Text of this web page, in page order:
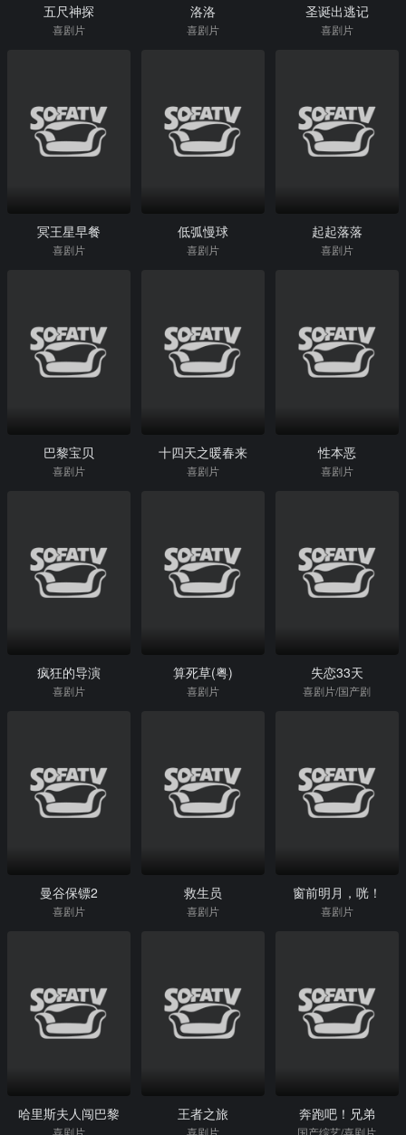
五尺神探
喜剧片
洛洛
喜剧片
圣诞出逃记
喜剧片
冥王星早餐
喜剧片
低弧慢球
喜剧片
起起落落
喜剧片
巴黎宝贝
喜剧片
十四天之暖春来
喜剧片
性本恶
喜剧片
疯狂的导演
喜剧片
算死草(粤)
喜剧片
失恋33天
喜剧片/国产剧
曼谷保镖2
喜剧片
救生员
喜剧片
窗前明月，咣！
喜剧片
哈里斯夫人闯巴黎
喜剧片
王者之旅
喜剧片
奔跑吧！兄弟
国产综艺/喜剧片